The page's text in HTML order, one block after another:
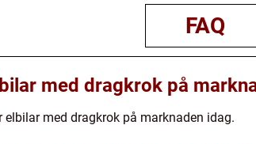
FAQ
med dragkrok på
med dragkrok på marknaden idag.